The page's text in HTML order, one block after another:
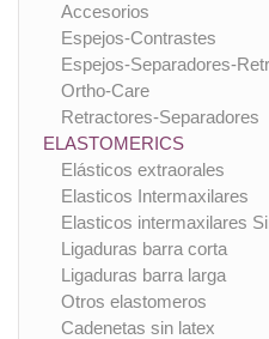
Accesorios
Espejos-Contrastes
Espejos-Separadores-
Ortho-Care
Retractores-Separadores
ELASTOMERICS
Elásticos extraorales
Elasticos Intermaxilares
Elasticos intermaxilares
Ligaduras barra corta
Ligaduras barra larga
Otros elastomeros
Cadenetas sin latex